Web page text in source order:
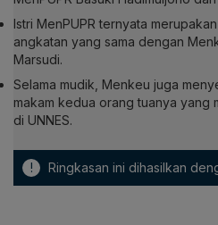
Istri MenPUPR ternyata
angkatan yang sama dengan
Marsudi.
Selama mudik, Menkeu juga
makam kedua orang tuanya yang
di UNNES.
! Ringkasan ini dihasilkan